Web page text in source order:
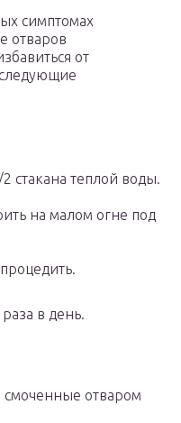
симптомах
отваров
от
стакана теплой воды.
на малом огне под
в день.
отваром